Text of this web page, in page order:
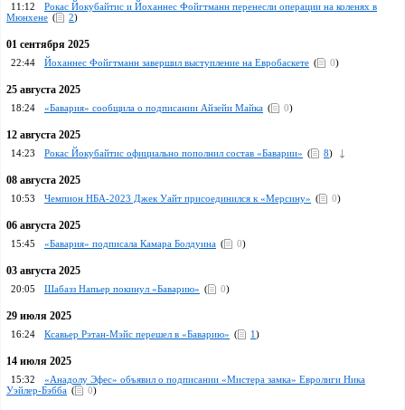
11:12
Рокас Йокубайтис и Йоханнес Фойгтманн перенесли операции на коленях в
Мюнхене ( 2)
01 сентября 2025
22:44 Йоханнес Фойгтманн завершил выступление на Евробаскете ( 0)
25 августа 2025
18:24 «Бавария» сообщила о подписании Айзейи Майка ( 0)
12 августа 2025
14:23 Рокас Йокубайтис официально пополнил состав «Баварии» ( 8)
08 августа 2025
10:53 Чемпион НБА-2023 Джек Уайт присоединился к «Мерсину» ( 0)
06 августа 2025
15:45 «Бавария» подписала Камара Болдуина ( 0)
03 августа 2025
20:05 Шабазз Напьер покинул «Баварию» ( 0)
29 июля 2025
16:24 Ксавьер Рэтан-Мэйс перешел в «Баварию» ( 1)
14 июля 2025
15:32
«Анадолу Эфес» объявил о подписании «Мистера замка» Евролиги Ника
Уэйлер-Бэбба ( 0)